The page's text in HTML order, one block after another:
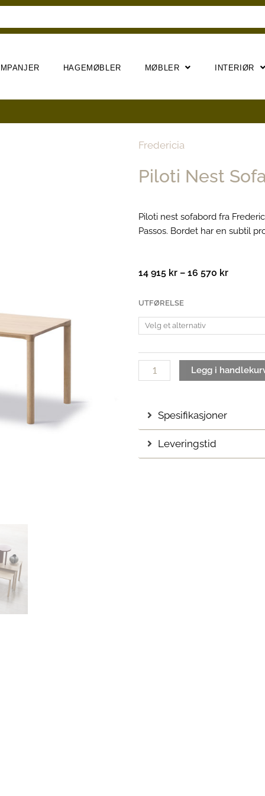
HAGEMØBLER MØBLER INTERIØR
Fredericia
Piloti Nest
Piloti nest sofabord fra
Passos. Bordet har en subtil
14 915 kr – 16 570 kr
til
UTFØRELSE
Piloti
Nest
Sofabord
Legg i
Spesifikasjoner
Leveringstid